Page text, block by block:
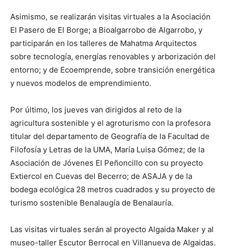
Asimismo, se realizarán visitas virtuales a la Asociación
El Pasero de El Borge; a Bioalgarrobo de Algarrobo, y
participarán en los talleres de Mahatma Arquitectos
sobre tecnología, energías renovables y arborización del
entorno; y de Ecoemprende, sobre transición energética
y nuevos modelos de emprendimiento.
Por último, los jueves van dirigidos al reto de la
agricultura sostenible y el agroturismo con la profesora
titular del departamento de Geografía de la Facultad de
Filofosía y Letras de la UMA, María Luisa Gómez; de la
Asociación de Jóvenes El Peñoncillo con su proyecto
Extiercol en Cuevas del Becerro; de ASAJA y de la
bodega ecológica 28 metros cuadrados y su proyecto de
turismo sostenible Benalaugía de Benalauría.
Las visitas virtuales serán al proyecto Algaida Maker y al
museo-taller Escutor Berrocal en Villanueva de Algaidas.